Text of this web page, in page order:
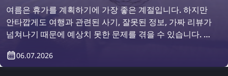
여름은 휴가를 계획하기에 가장 좋은 계절입니다. 하지만
안타깝게도 여행과 관련된 사기, 잘못된 정보, 가짜 리뷰가
넘쳐나기 때문에 예상치 못한 문제를 겪을 수 있습니다. 그
도 있습니다. 이번 글에서는 역이미지 검색 이 어떻게 여러
06.07.2026